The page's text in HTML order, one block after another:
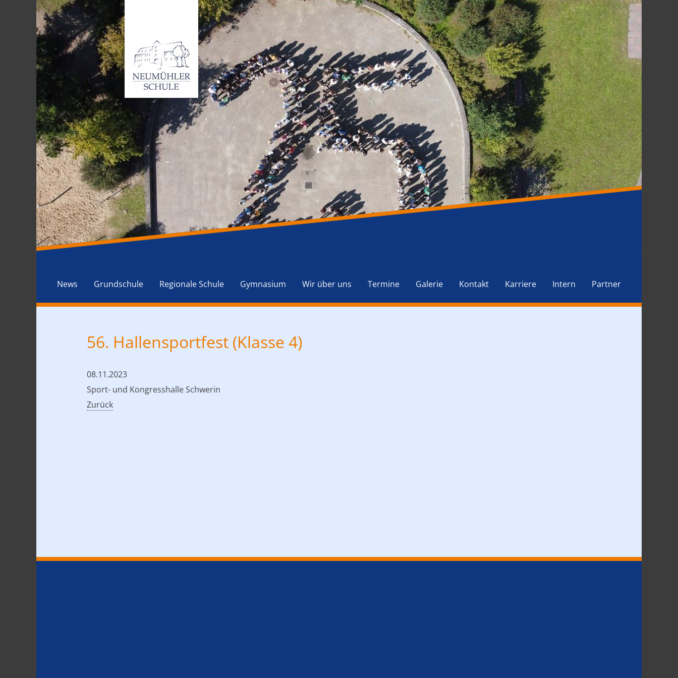
News
Grundschule Regionale Schule Gymnasium Wir über uns Termine Galerie Kontakt Karriere Intern Partner
56. Hallensportfest (Klasse 4)
08.11.2023
Sport- und Kongresshalle Schwerin
Zurück